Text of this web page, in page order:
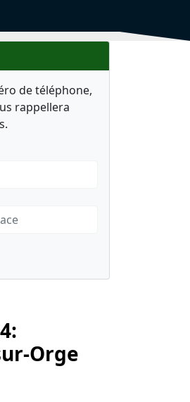
de téléphone,
rappellera
Orge